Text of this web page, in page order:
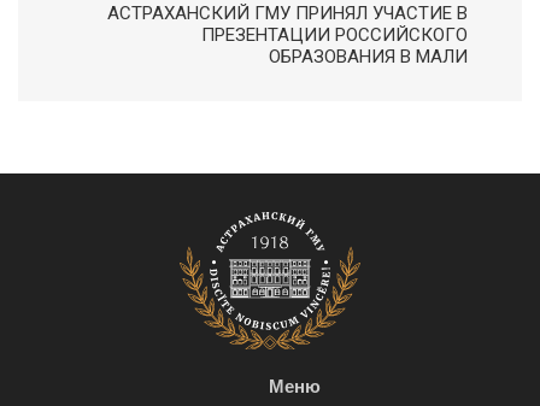
АСТРАХАНСКИЙ ГМУ ПРИНЯЛ УЧАСТИЕ В
ПРЕЗЕНТАЦИИ РОССИЙСКОГО
ОБРАЗОВАНИЯ В МАЛИ
Меню